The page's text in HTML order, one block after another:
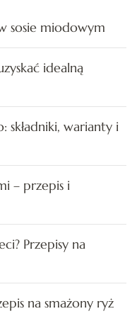
sosie miodowym
idealną
składniki, warianty i
– przepis i
Przepisy na
na smażony ryż